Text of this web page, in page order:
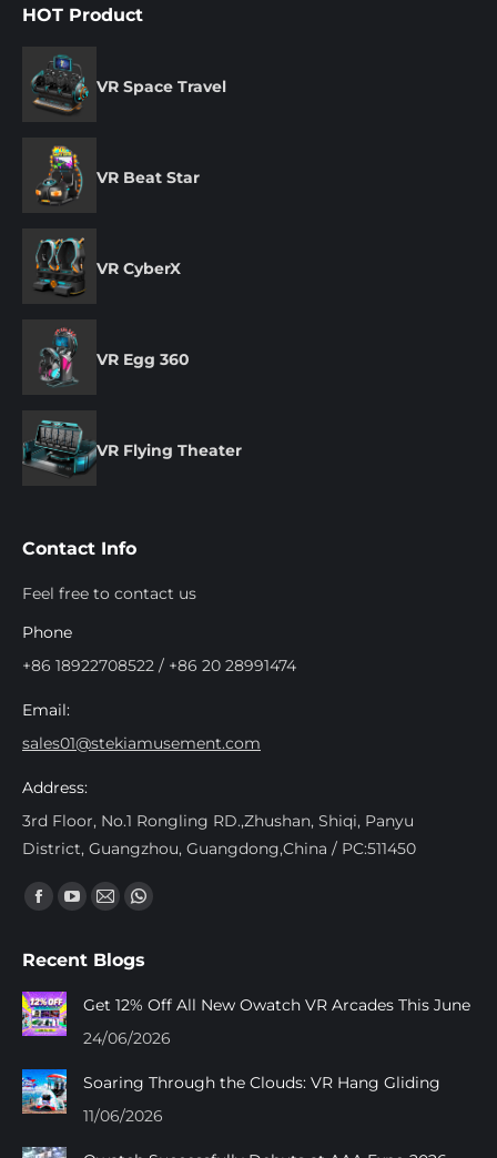
HOT Product
VR Space Travel
VR Beat Star
VR CyberX
VR Egg 360
VR Flying Theater
Contact Info
Feel free to contact us
Phone
+86 18922708522 / +86 20 28991474
Email:
sales01@stekiamusement.com
Address:
3rd Floor, No.1 Rongling RD.,Zhushan, Shiqi, Panyu
District, Guangzhou, Guangdong,China / PC:511450
Encuéntranos en:
Facebook
opens
in
new
YouTube
opens
in
Mail
opens
in
new
Whatsapp
opens
in
Recent Blogs
Get 12% Off All New Owatch VR Arcades This June
24/06/2026
Soaring Through the Clouds: VR Hang Gliding
11/06/2026